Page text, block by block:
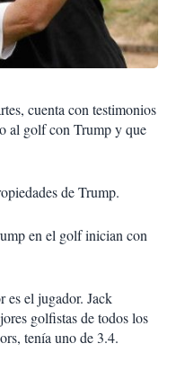
cuenta con testimonios
al golf con Trump y que
de Trump.
en el golf inician con
es el jugador. Jack
golfistas de todos los
tenía uno de 3.4.